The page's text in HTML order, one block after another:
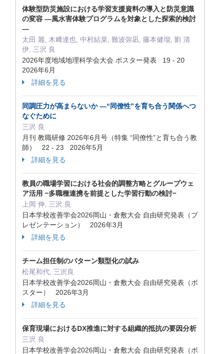
体験型防災施設における学習支援資料の導入と防災意識
の変容 ―風水害体験プログラムを対象とした探索的検討
―
太田 麗, 木﨑達也, 中村結菜, 難波弥凪, 藤本健瑠, 劉 清
伊, 三沢 良
2026年度地域地理科学会大会 ポスター発表 19 - 20
2026年6月
詳細を見る
同調圧力が高まらないか ―“同僚性”を育ち合う関係へつ
なぐために
三沢 良
月刊 教職研修 2026年6月号（特集 “同僚性”と育ち合う教
師） 22 - 23 2026年5月
詳細を見る
教員の職場学習における社会的調整方略とグループウェ
ア活⽤ −多職種連携を前提とした学習⾏動の検討−
上岡 伸, 三沢 良
日本学校改善学会2026岡山・倉敷大会 自由研究発表（プ
レゼンテーション） 2026年3月
詳細を見る
チーム担任制のパターン類型化の試み
松尾和代, 三沢良
日本学校改善学会2026岡山・倉敷大会 自由研究発表（ポ
スター） 2026年3月
詳細を見る
保育現場におけるDX推進に対する組織的抵抗の要因分析
三沢 良
日本学校改善学会2026岡山・倉敷大会 自由研究発表（ポ